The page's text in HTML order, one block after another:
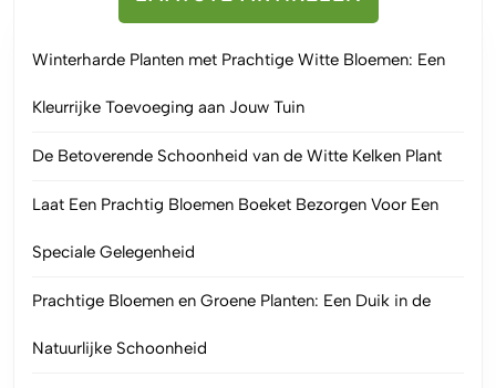
Winterharde Planten met Prachtige Witte Bloemen: Een
Kleurrijke Toevoeging aan Jouw Tuin
De Betoverende Schoonheid van de Witte Kelken Plant
Laat Een Prachtig Bloemen Boeket Bezorgen Voor Een
Speciale Gelegenheid
Prachtige Bloemen en Groene Planten: Een Duik in de
Natuurlijke Schoonheid